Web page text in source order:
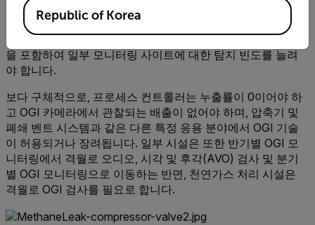
이 규칙의 가장 큰 변화는 에너지 공급망 내에서 대상 및 영향
을 받는 소스의 확장된 수와 관련이 있습니다. 또한 이 규칙은
규정 준수를 유지하기 위해 OGI 기술의 사용을 증가시키는 것
을 포함하여 일부 모니터링 사이트에 대한 탐지 빈도를 늘려
야 합니다.
보다 구체적으로, 프로세스 컨트롤러는 누출률이 0이어야 하
고 OGI 카메라에서 관찰되는 배출이 없어야 하며, 압축기 및
폐쇄 벤트 시스템과 같은 다른 특정 응용 분야에서 OGI 기술
이 허용되거나 장려됩니다. 일부 시설은 또한 반기별 OGI 모
니터링에서 격월로 오디오, 시각 및 후각(AVO) 검사 및 분기
별 OGI 모니터링으로 이동하는 반면, 천연가스 처리 시설은
격월로 OGI 검사를 필요로 합니다.
Republic of Korea